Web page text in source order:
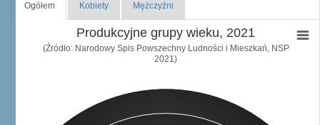
Ogółem Kobiety Mężczyźni
Produkcyjne grupy wieku, 2021
(Źródło: Narodowy Spis Powszechny Ludności i Mieszkań, NSP
2021)